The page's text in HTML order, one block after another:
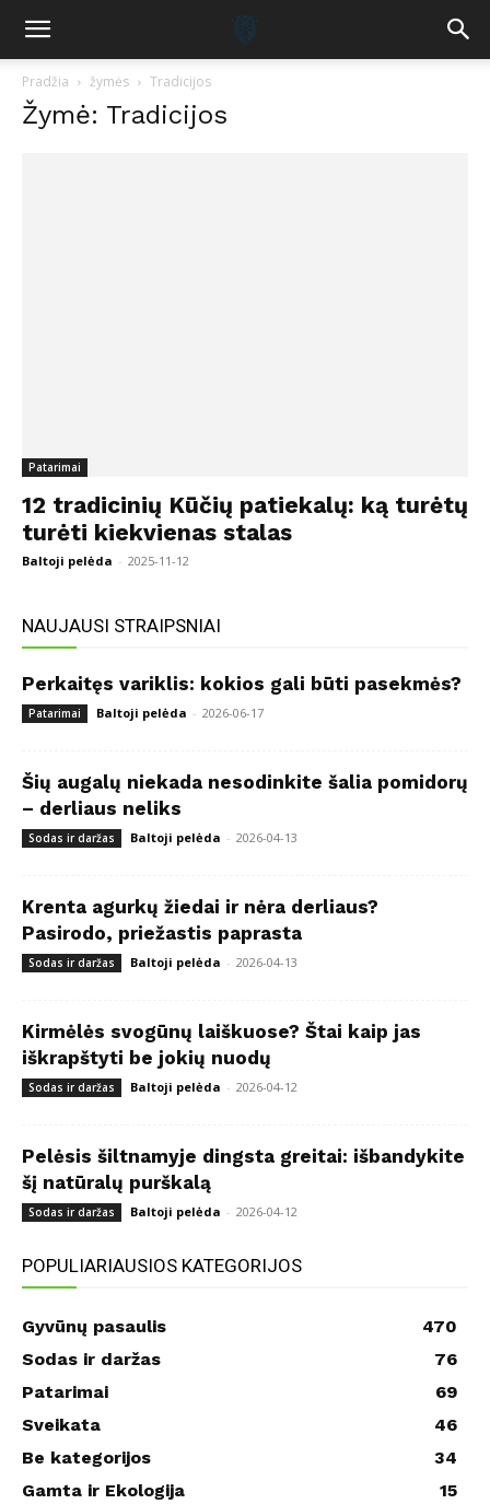
Pradžia žymės Tradicijos
Žymė: Tradicijos
Patarimai
12 tradicinių Kūčių patiekalų: ką turėtų
turėti kiekvienas stalas
Baltoji pelėda - 2025-11-12
NAUJAUSI STRAIPSNIAI
Perkaitęs variklis: kokios gali būti pasekmės?
Patarimai Baltoji pelėda - 2026-06-17
Šių augalų niekada nesodinkite šalia pomidorų
– derliaus neliks
Sodas ir daržas Baltoji pelėda - 2026-04-13
Krenta agurkų žiedai ir nėra derliaus?
Pasirodo, priežastis paprasta
Sodas ir daržas Baltoji pelėda - 2026-04-13
Kirmėlės svogūnų laiškuose? Štai kaip jas
iškrapštyti be jokių nuodų
Sodas ir daržas Baltoji pelėda - 2026-04-12
Pelėsis šiltnamyje dingsta greitai: išbandykite
šį natūralų purškalą
Sodas ir daržas Baltoji pelėda - 2026-04-12
POPULIARIAUSIOS KATEGORIJOS
Gyvūnų pasaulis
470
Sodas ir daržas
76
Patarimai
69
Sveikata
46
Be kategorijos
34
Gamta ir Ekologija
15